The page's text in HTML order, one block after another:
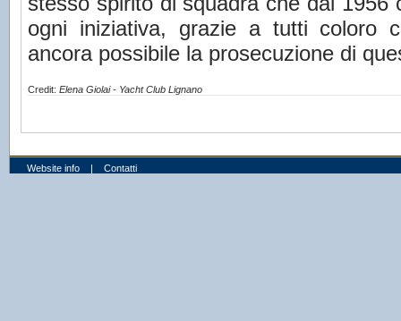
ogni iniziativa, grazie a tutti coloro
ancora possibile la prosecuzione di
Credit: Elena Giolai - Yacht Club Lignano
Website info | Contatti